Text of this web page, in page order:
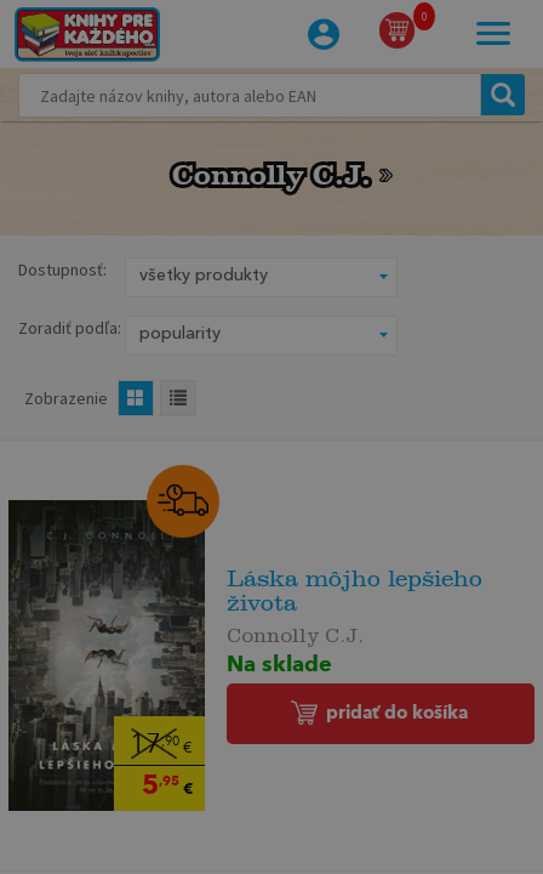
0
Connolly C.J.
Connolly C.J.
Dostupnosť:
Zoradiť podľa:
Zobrazenie
17,90€
5,95€
Láska môjho lepšieho
života
Connolly C.J.
Na sklade
pridať do košíka